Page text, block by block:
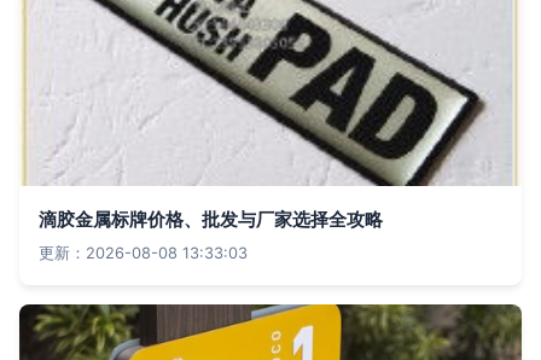
滴胶金属标牌价格、批发与厂家选择全攻略
更新：2026-08-08 13:33:03